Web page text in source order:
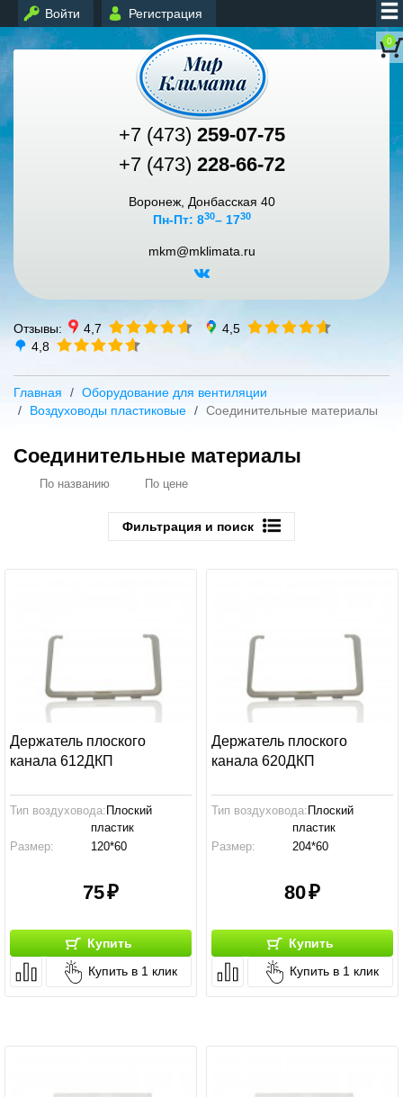
Войти Регистрация
0
+7 (473) 259-07-75
+7 (473) 228-66-72
Воронеж, Донбасская 40
Пн-Пт: 830– 1730
mkm@mklimata.ru
Отзывы: 4,7
4,5
4,8
Главная
Оборудование для вентиляции
Воздуховоды пластиковые
Соединительные материалы
Соединительные материалы
По названию По цене
Фильтрация и поиск
Держатель плоского
канала 612ДКП
Тип воздуховода: Плоский
пластик
Размер:
120*60
75
Купить
Купить в 1 клик
Держатель плоского
канала 620ДКП
Тип воздуховода: Плоский
пластик
Размер:
204*60
80
Купить
Купить в 1 клик